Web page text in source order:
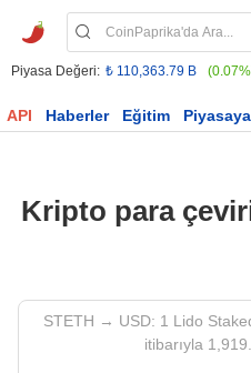
Piyasa Değeri: ₺ 110,363.79 B
API Haberler Eğitim
Kripto para
STETH → USD: 1 Lido
itibarıyla